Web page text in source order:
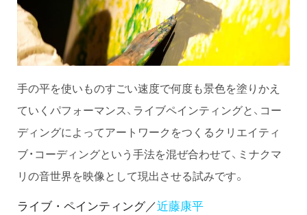
手の平を使いものすごい速度で何度も景色を塗りかえ
ていくパフォーマンス、ライブペインティングと、コー
ディングによってアートワークをつくるクリエイティ
ブ・コーディングという手法を混ぜ合わせて、ミナクマ
リの音世界を映像として現出させる試みです。
ライブ・ペインティング／近藤康平